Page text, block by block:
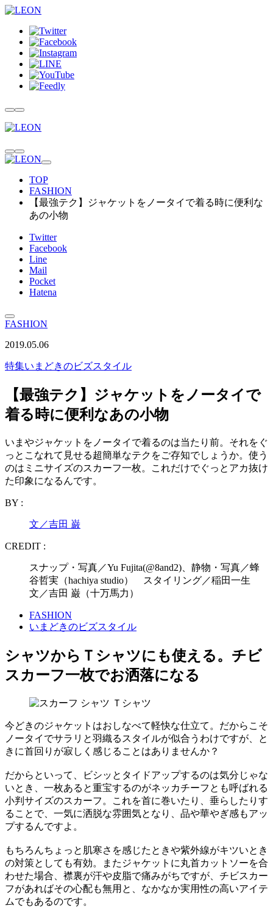
TOP
FASHION
【最強テク】ジャケットをノータイで着る時に便利な
あの小物
Twitter
Facebook
Line
Mail
Pocket
Hatena
FASHION
2019.05.06
特集いまどきのビズスタイル
【最強テク】ジャケットをノータイで
着る時に便利なあの小物
いまやジャケットをノータイで着るのは当たり前。それをぐ
っとこなれて見せる超簡単なテクをご存知でしょうか。使う
のはミニサイズのスカーフ一枚。これだけでぐっとアカ抜け
た印象になるんです。
BY :
文／吉田 巌
CREDIT :
スナップ・写真／Yu Fujita(@8and2)、静物・写真／蜂
谷哲実（hachiya studio） スタイリング／稲田一生
文／吉田 巌（十万馬力）
FASHION
いまどきのビズスタイル
シャツからＴシャツにも使える。チビ
スカーフ一枚でお洒落になる
今どきのジャケットはおしなべて軽快な仕立て。だからこそ
ノータイでサラリと羽織るスタイルが似合うわけですが、と
きに首回りが寂しく感じることはありませんか？
だからといって、ビシッとタイドアップするのは気分じゃな
いとき、一枚あると重宝するのがネッカチーフとも呼ばれる
小判サイズのスカーフ。これを首に巻いたり、垂らしたりす
ることで、一気に洒脱な雰囲気となり、品や華やぎ感もアッ
プするんですよ。
もちろんちょっと肌寒さを感じたときや紫外線がキツいとき
の対策としても有効。またジャケットに丸首カットソーを合
わせた場合、襟裏が汗や皮脂で痛みがちですが、チビスカー
フがあればその心配も無用と、なかなか実用性の高いアイテ
ムでもあるのです。